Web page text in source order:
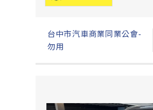
台中市汽車商業同業公會-
勿用